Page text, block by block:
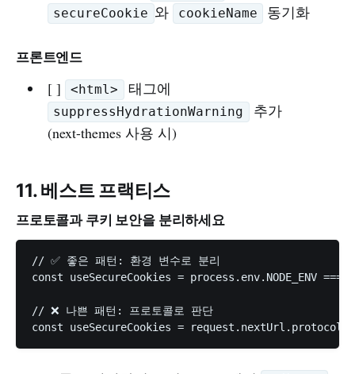
secureCookie 와 cookieName 동기화
프론트엔드
[ ] <html> 태그에
suppressHydrationWarning
추가
(next-themes 사용 시)
11. 베스트 프랙티스
프로토콜과 쿠키 보안을 분리하세요
// ✅ 좋은 패턴: 환경 변수로 분리
const useSecureCookies = process.env.NODE_ENV
// ❌ 나쁜 패턴: 프로토콜로 판단